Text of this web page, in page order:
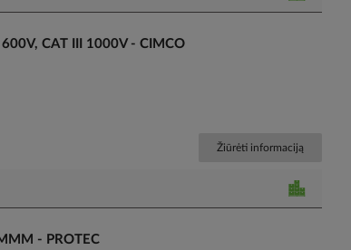
CAT III 1000V - CIMCO
Žiūrėti informaciją
- PROTEC